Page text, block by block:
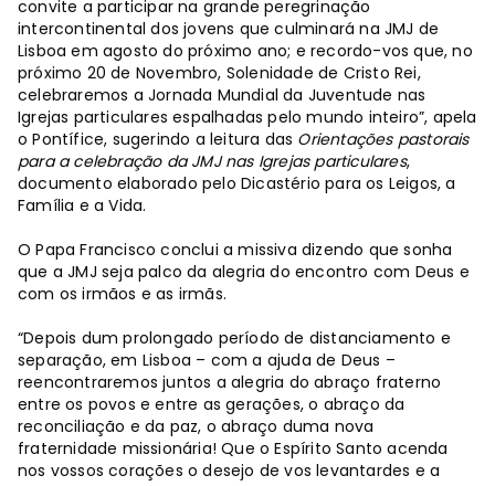
convite a participar na grande peregrinação
intercontinental dos jovens que culminará na JMJ de
Lisboa em agosto do próximo ano; e recordo-vos que, no
próximo 20 de Novembro, Solenidade de Cristo Rei,
celebraremos a Jornada Mundial da Juventude nas
Igrejas particulares espalhadas pelo mundo inteiro”, apela
o Pontífice, sugerindo a leitura das Orientações pastorais
para a celebração da JMJ nas Igrejas particulares,
documento elaborado pelo Dicastério para os Leigos, a
Família e a Vida.
O Papa Francisco conclui a missiva dizendo que sonha
que a JMJ seja palco da alegria do encontro com Deus e
com os irmãos e as irmãs.
“Depois dum prolongado período de distanciamento e
separação, em Lisboa – com a ajuda de Deus –
reencontraremos juntos a alegria do abraço fraterno
entre os povos e entre as gerações, o abraço da
reconciliação e da paz, o abraço duma nova
fraternidade missionária! Que o Espírito Santo acenda
nos vossos corações o desejo de vos levantardes e a